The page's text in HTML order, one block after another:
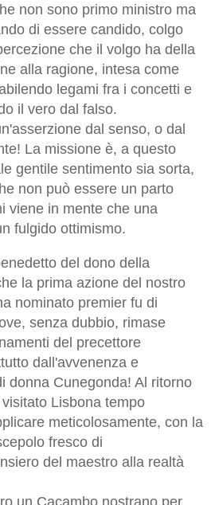
non sono primo ministro ma
di essere candido, colgo
che il volgo ha della
alla ragione, intesa come
legami fra i concetti e
il vero dal falso.
dal senso, o dal
La missione è, a questo
gentile sentimento sia sorta,
non può essere un parto
viene in mente che una
fulgido ottimismo.
del dono della
la prima azione del nostro
nominato premier fu di
senza dubbio, rimase
del precettore
dall'avvenenza e
donna Cunegonda! Al ritorno
Lisbona tempo
meticolosamente, con la
fresco di
del maestro alla realtà
un Cacambo nostrano per